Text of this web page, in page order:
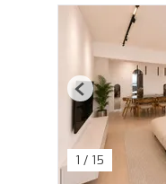
1 / 15
Previous